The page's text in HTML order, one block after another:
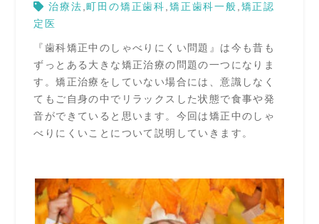
治療法 ,町田の矯正歯科 矯正歯科一般 矯正認
定医
『歯科矯正中のしゃべりにくい問題』は今も昔も
ずっとある大きな矯正治療の問題の一つになりま
す。矯正治療をしていない場合には、意識しなく
てもご自身の中でリラックスした状態で食事や発
音ができていると思います。今回は矯正中のしゃ
べりにくいことについて説明していきます。